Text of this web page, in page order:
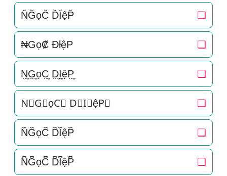
N̆ĞọC̆ D̆ĬệP̆ ❏
₦Gọ₡ ÐłệP ❏
N̤̮G̤̮ọC̤̮ D̤̮I̤̮ệP̤̮ ❏
N⃘G⃘ọC⃘ D⃘I⃘ệP⃘ ❏
N᷈G᷈ọC᷈ D᷈I᷈ệP᷈ ❏
N͆G͆ọC͆ D͆I͆ệP͆ ❏